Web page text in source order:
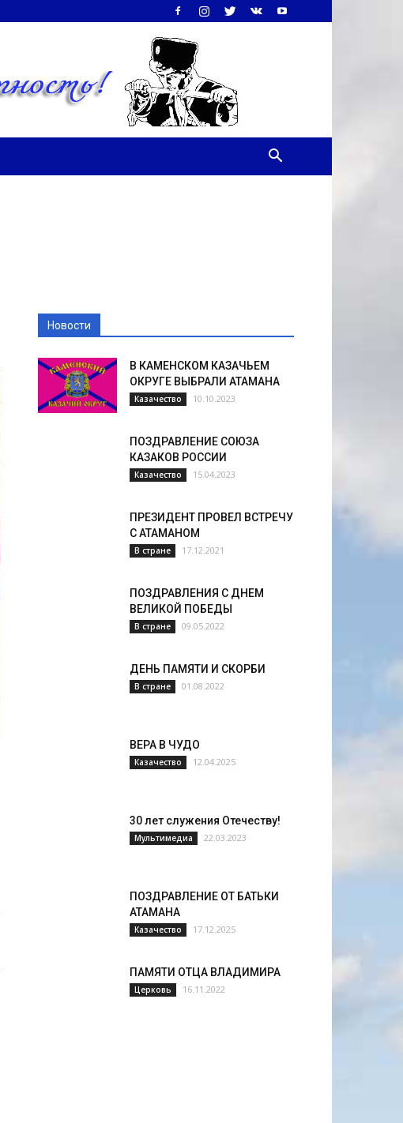
Новости
В КАМЕНСКОМ КАЗАЧЬЕМ
ОКРУГЕ ВЫБРАЛИ АТАМАНА
Казачество 10.10.2023
ПОЗДРАВЛЕНИЕ СОЮЗА
КАЗАКОВ РОССИИ
Казачество 15.04.2023
ПРЕЗИДЕНТ ПРОВЕЛ ВСТРЕЧУ
С АТАМАНОМ
В стране 17.12.2021
ПОЗДРАВЛЕНИЯ С ДНЕМ
ВЕЛИКОЙ ПОБЕДЫ
В стране 09.05.2022
ДЕНЬ ПАМЯТИ И СКОРБИ
В стране 01.08.2022
ВЕРА В ЧУДО
Казачество 12.04.2025
30 лет служения Отечеству!
Мультимедиа 22.03.2023
ПОЗДРАВЛЕНИЕ ОТ БАТЬКИ
АТАМАНА
Казачество 17.12.2025
ПАМЯТИ ОТЦА ВЛАДИМИРА
Церковь 16.11.2022